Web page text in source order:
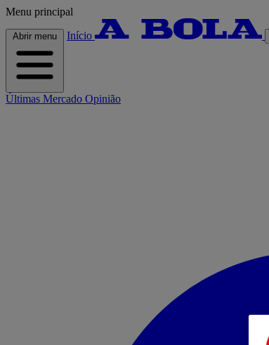
Menu principal
Abrir menu Início
Últimas Mercado Opinião